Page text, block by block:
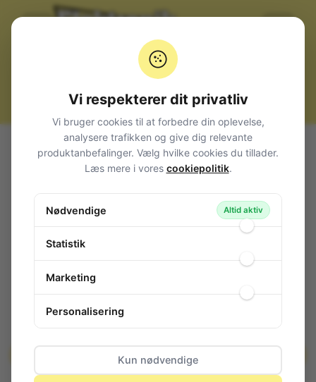
Alle produkter Computerudstyr
Blækpatroner / Toner
Toner sort for Canon BJC-2000-4000-5500
5500
Vi respekterer dit privatliv
Vi bruger cookies til at forbedre din oplevelse,
analysere trafikken og give dig relevante
produktanbefalinger. Vælg hvilke cookies du tillader.
Læs mere i vores cookiepolitik.
Nødvendige Altid aktiv
Statistik
Marketing
Personalisering
Kun nødvendige